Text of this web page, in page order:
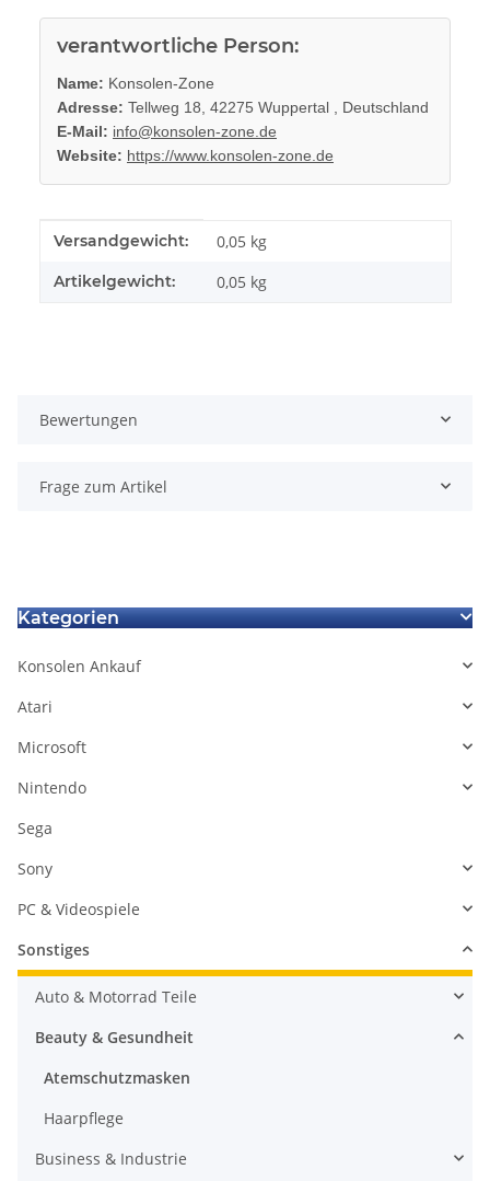
verantwortliche Person:
Name: Konsolen-Zone
Adresse: Tellweg 18, 42275 Wuppertal , Deutschland
E-Mail: info@konsolen-zone.de
Website: https://www.konsolen-zone.de
Produkteigenschaft
Wert
Versandgewicht: 0,05 kg
Artikelgewicht: 0,05 kg
Bewertungen
Frage zum Artikel
Kategorien
Konsolen Ankauf
Atari
Microsoft
Nintendo
Sega
Sony
PC & Videospiele
Sonstiges
Auto & Motorrad Teile
Beauty & Gesundheit
Atemschutzmasken
Haarpflege
Business & Industrie